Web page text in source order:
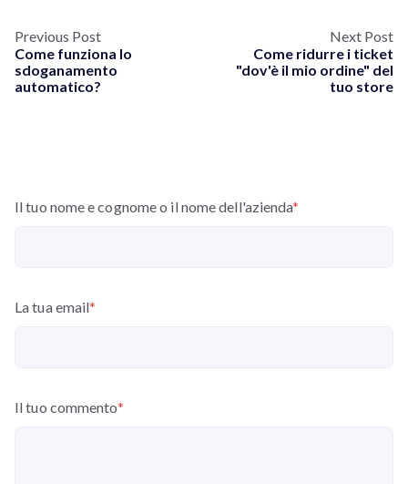
Previous Post
Come funziona lo
sdoganamento
automatico?
Next Post
Come ridurre i ticket
"dov'è il mio ordine" del
tuo store
Il tuo nome e cognome o il nome dell'azienda*
La tua email*
Il tuo commento*